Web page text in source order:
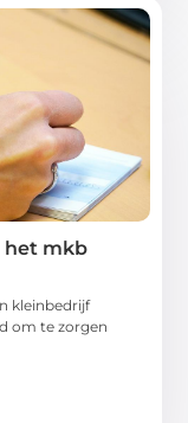
het mkb
kleinbedrijf
om te zorgen